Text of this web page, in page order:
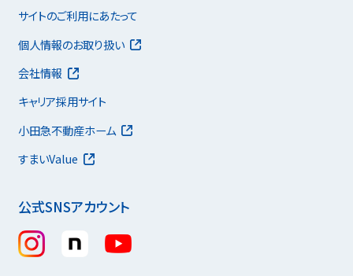
公式SNSアカウント
サイトのご利用にあたって
個人情報のお取り扱い
会社情報
キャリア採用サイト
小田急不動産ホーム
すまいValue